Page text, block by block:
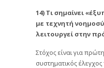
14) Τι σημαίνει
με τεχνητή
λειτουργεί στην
Στόχος είναι για
συστηματικός